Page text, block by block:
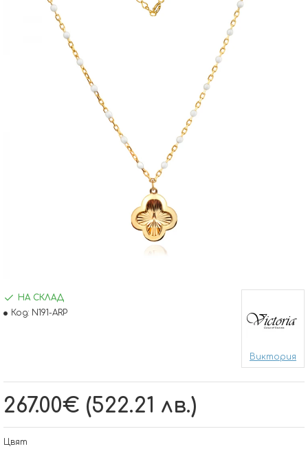
267.00€ (522.21 лв.)
НА СКЛАД
Код: N191-ARP
Виктория
Цвят